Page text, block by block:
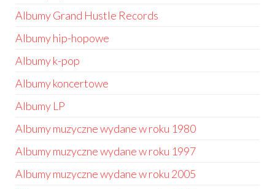
Albumy Grand Hustle Records
Albumy hip-hopowe
Albumy k-pop
Albumy koncertowe
Albumy LP
Albumy muzyczne wydane w roku 1980
Albumy muzyczne wydane w roku 1997
Albumy muzyczne wydane w roku 2005